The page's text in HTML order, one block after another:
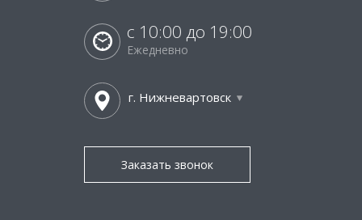
с 10:00 до 19:00
Ежедневно
г. Нижневартовск
Заказать звонок